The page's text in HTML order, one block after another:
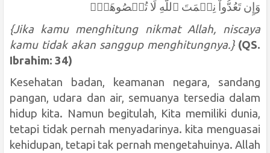
وَإِن تَعُدُّواْ نِعۡمَتَ ٱللَّهِ لَا تُحۡصُوهَآۗ
{Jika kamu menghitung nikmat Allah, niscaya
kamu tidak akan sanggup menghitungnya.} (QS.
Ibrahim: 34)
Kesehatan badan, keamanan negara, sandang
pangan, udara dan air, semuanya tersedia dalam
hidup kita. Namun begitulah, Kita memiliki dunia,
tetapi tidak pernah menyadarinya. kita menguasai
kehidupan, tetapi tak pernah mengetahuinya. Allah